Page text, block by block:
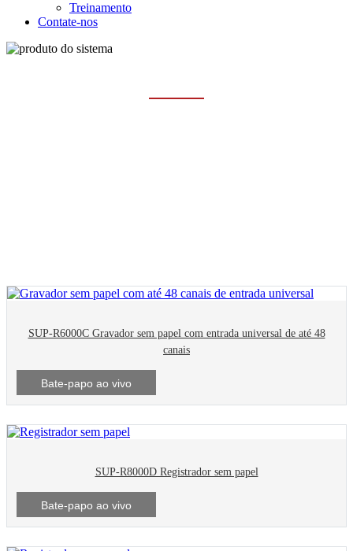
Treinamento
Contate-nos
SUP-R6000C Gravador sem papel com entrada universal de até 48
canais
Bate-papo ao vivo
SUP-R8000D Registrador sem papel
Bate-papo ao vivo